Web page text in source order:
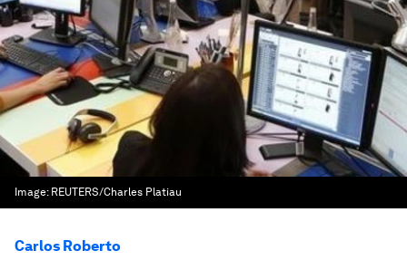
Image: REUTERS/Charles Platiau
Carlos Roberto